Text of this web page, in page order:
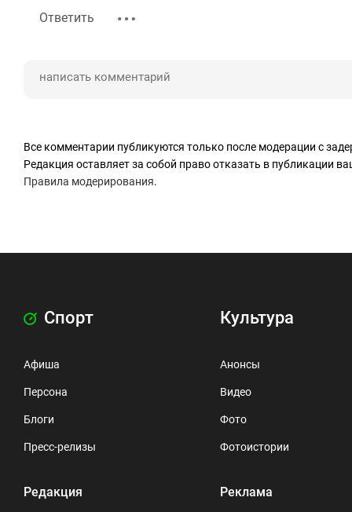
Ответить
Все комментарии публикуются только после модерации с
Редакция оставляет за собой право отказать в публикации
Правила модерирования.
Спорт
Афиша
Персона
Блоги
Пресс-релизы
Редакция
Культура
Анонсы
Видео
Фото
Фотоистории
Реклама